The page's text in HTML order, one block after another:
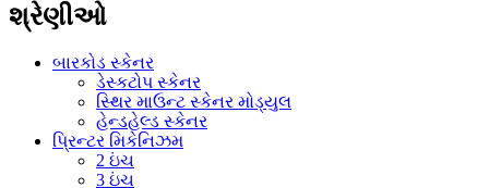
શ્રેણીઓ
બારકોડ સ્કેનર
ડેસ્કટોપ સ્કેનર
સ્થિર માઉન્ટ સ્કેનર મોડ્યુલ
હેન્ડહેલ્ડ સ્કેનર
પ્રિન્ટર મિકેનિઝમ
2 ઇંચ
3 ઇંચ